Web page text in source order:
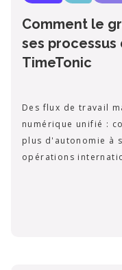
Comment le
ses
TimeTonic
Des flux de travail
numérique unifié :
plus d'autonomie à
opérations